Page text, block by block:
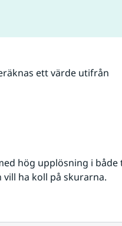
ett värde utifrån
hög upplösning i både
ha koll på skurarna.